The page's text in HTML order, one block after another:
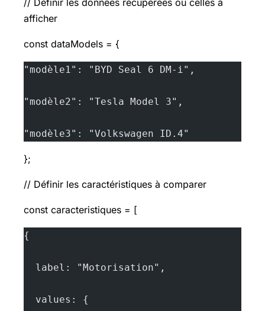
afficher
const dataModels = {
"modèle1": "BYD Seal 6 DM-i",
"modèle2": "Tesla Model 3",
"modèle3": "Volkswagen ID.4"
};
// Définir les caractéristiques à comparer
const caracteristiques = [
{
  label: "Motorisation",
  values: {